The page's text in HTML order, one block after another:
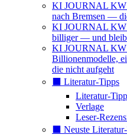
KI JOURNAL KW
nach Bremsen —
KI JOURNAL KW
billiger — und
KI JOURNAL KW
Billionenmodelle,
die nicht aufgeht
⬛️ Literatur-Tipps
Literatur-
Verlage
Leser-
⬛️ Neuste